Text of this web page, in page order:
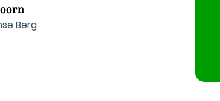
Berg